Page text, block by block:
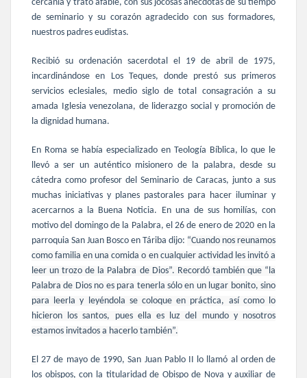
cercanía y trato afable, con sus jocosas anécdotas de su tiempo
de seminario y su corazón agradecido con sus formadores,
nuestros padres eudistas.
Recibió su ordenación sacerdotal el 19 de abril de 1975,
incardinándose en Los Teques, donde prestó sus primeros
servicios eclesiales, medio siglo de total consagración a su
amada Iglesia venezolana, de liderazgo social y promoción de
la dignidad humana.
En Roma se había especializado en Teología Bíblica, lo que le
llevó a ser un auténtico misionero de la palabra, desde su
cátedra como profesor del Seminario de Caracas, junto a sus
muchas iniciativas y planes pastorales para hacer iluminar y
acercarnos a la Buena Noticia. En una de sus homilías, con
motivo del domingo de la Palabra, el26 de enero de 2020 en la
parroquia San Juan Bosco en Táriba dijo: “Cuando nos reunamos
como familia en una comida o en cualquier actividad les invitó a
leer un trozo de la Palabra de Dios”. Recordó también que “la
Palabra de Dios no es para tenerla sólo en un lugar bonito, sino
para leerla y leyéndola se coloque en práctica, así como lo
hicieron los santos, pues ella es luz del mundo y nosotros
estamos invitados a hacerlo también”.
El 27 de mayo de 1990, San Juan Pablo II lo llamó al orden de
los obispos, con la titularidad de Obispo de Nova y auxiliar de